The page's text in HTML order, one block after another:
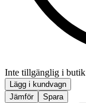
Inte tillgänglig i butik
Lägg i kundvagn
Jämför
Spara